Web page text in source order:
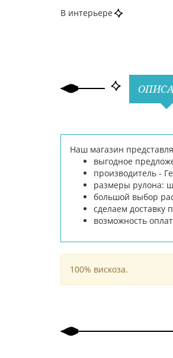
В интерьере
Наш магазин
выгодное
производитель -
размеры рулона:
большой выбор
сделаем доставку
возможность
100% вискоза.